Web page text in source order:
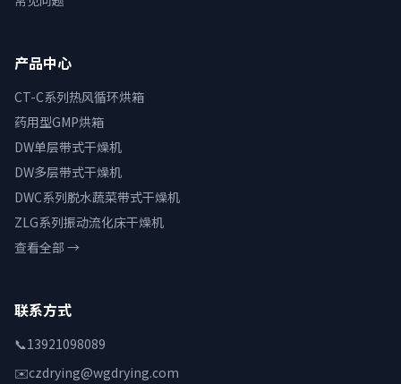
产品中心
CT-C系列热风循环烘箱
药用型GMP烘箱
DW单层带式干燥机
DW多层带式干燥机
DWC系列脱水蔬菜带式干燥机
ZLG系列振动流化床干燥机
查看全部 →
联系方式
📞13921098089
✉️czdrying@wgdrying.com